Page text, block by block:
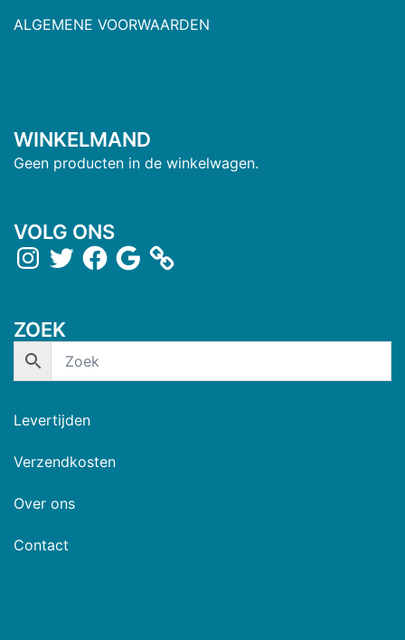
ALGEMENE VOORWAARDEN
WINKELMAND
Geen producten in de winkelwagen.
VOLG ONS
ZOEK
Levertijden
Verzendkosten
Over ons
Contact